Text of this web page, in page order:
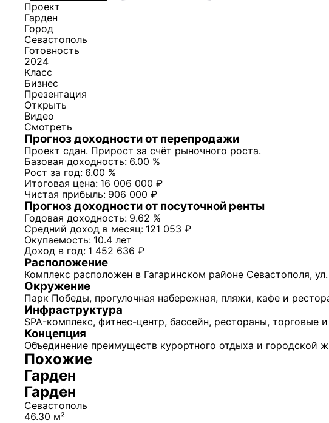
Проект
Гарден
Город
Севастополь
Готовность
2024
Класс
Бизнес
Презентация
Открыть
Видео
Смотреть
Прогноз доходности от перепродажи
Проект сдан. Прирост за счёт рыночного роста.
Базовая доходность: 6.00 %
Рост за год: 6.00 %
Итоговая цена: 16 006 000 ₽
Чистая прибыль: 906 000 ₽
Прогноз доходности от посуточной ренты
Годовая доходность: 9.62 %
Средний доход в месяц: 121 053 ₽
Окупаемость: 10.4 лет
Доход в год: 1 452 636 ₽
Расположение
Комплекс расположен в Гагаринском районе Севастополя,
Окружение
Парк Победы, прогулочная набережная, пляжи, кафе и
Инфраструктура
SPA-комплекс, фитнес-центр, бассейн, рестораны,
Концепция
Объединение преимуществ курортного отдыха и городской
Похожие
Гарден
Гарден
Севастополь
46.30 м²